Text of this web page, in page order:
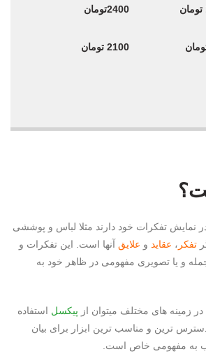
2400تومان
2100 تومان
نمایش تفکرات خود دارند مثلا لباس و پوششی
تفکر ، عقاید و علایق آنها است. این تفکرات و
و یا تصویری مفهومی در ظاهر خود به
زمینه های مختلف میتوان از پیکسل استفاده
ترین و مناسب ترین ابزار برای بیان
به مفهومی خاص است.